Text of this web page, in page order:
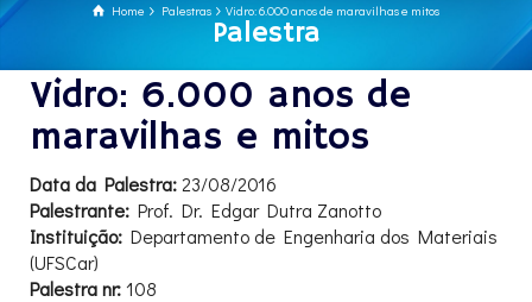
Home Palestras Vidro: 6.000 anos de maravilhas e mitos
Palestra
Vidro: 6.000 anos de
maravilhas e mitos
Data da Palestra:23/08/2016
Palestrante: Prof. Dr. Edgar Dutra Zanotto
Instituição: Departamento de Engenharia dos Materiais
(UFSCar)
Palestra nr:108